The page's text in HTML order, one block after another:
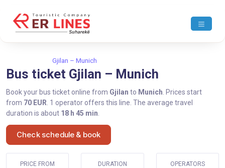
Gjilan – Munich
Bus ticket Gjilan – Munich
Book your bus ticket online from Gjilan to Munich . Prices start
from 70 EUR . 1 operator offers this line. The average travel
duration is about 18 h 45 min
Check schedule & book
PRICE FROM DURATION OPERATORS